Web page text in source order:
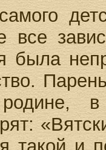
все
была
в